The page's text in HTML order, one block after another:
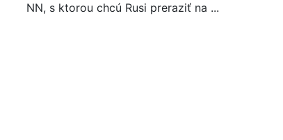
NN, s ktorou chcú Rusi preraziť na ...